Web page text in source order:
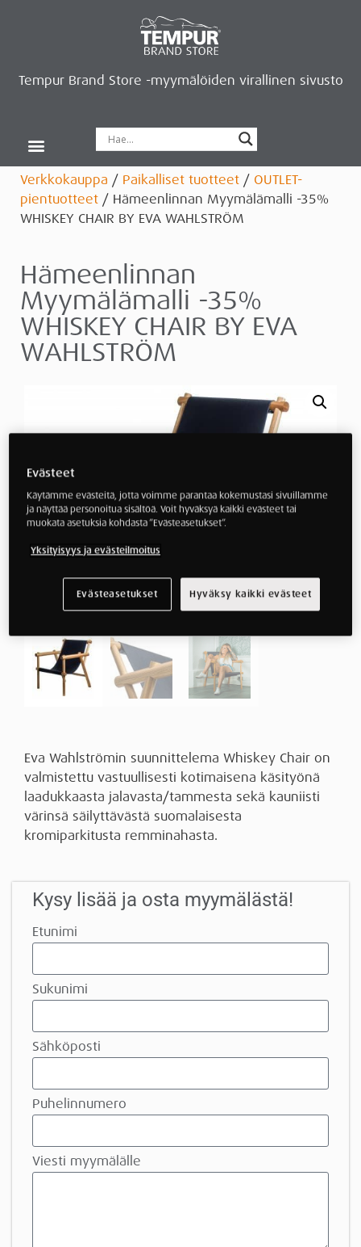
Tempur Brand Store -myymälöiden virallinen sivusto
Verkkokauppa / Paikalliset tuotteet / OUTLET-
pientuotteet / Hämeenlinnan Myymälämalli -35%
WHISKEY CHAIR BY EVA WAHLSTRÖM
Hämeenlinnan
Myymälämalli -35%
WHISKEY CHAIR BY EVA
WAHLSTRÖM
Eva Wahlströmin suunnittelema Whiskey Chair on
valmistettu vastuullisesti kotimaisena käsityönä
laadukkaasta jalavasta/tammesta sekä kauniisti
värinsä säilyttävästä suomalaisesta
kromiparkitusta remminahasta.
Kysy lisää ja osta myymälästä!
Etunimi
Sukunimi
Sähköposti
Puhelinnumero
Viesti myymälälle
Evästeet
Käytämme evästeitä, jotta voimme parantaa kokemustasi sivuillamme
ja näyttää personoitua sisältöä. Voit hyväksyä kaikki evästeet tai
muokata asetuksia kohdasta ”Evästeasetukset”.
Yksityisyys ja evästeilmoitus
Evästeasetukset Hyväksy kaikki evästeet